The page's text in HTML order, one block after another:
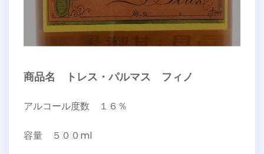
商品名 トレス・パルマス フィノ
アルコール度数 １６％
容量 ５００ml